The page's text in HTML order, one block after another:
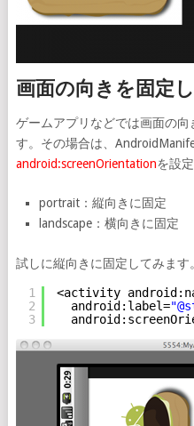
画面の向きを固定
ゲームアプリなどでは画面の
す。その場合は、
android:screenOrientationを設
portrait：縦向きに固定
landscape：横向きに固定
試しに縦向きに固定してみます。
1
2
3
<activity
android:label=